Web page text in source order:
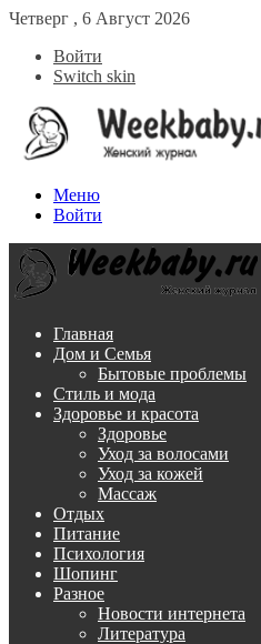
Четверг , 6 Август 2026
Войти
Switch skin
Меню
Войти
Главная
Дом и Семья
Бытовые проблемы
Стиль и мода
Здоровье и красота
Здоровье
Уход за волосами
Уход за кожей
Массаж
Отдых
Питание
Психология
Шопинг
Разное
Новости интернета
Литература